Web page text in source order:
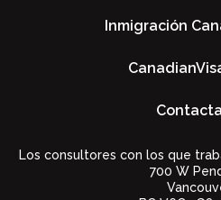
Inmigración
Los consultores con los que
700 W